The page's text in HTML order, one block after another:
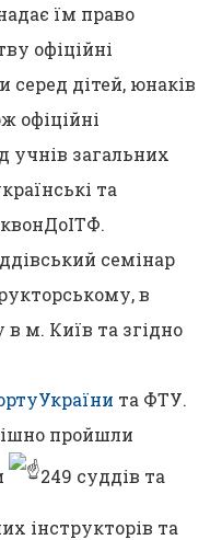
їм право
офіційні
серед дітей, юнаків
офіційні
учнів загальних
та
семінар
в
в м. Київ та згідно
та ФТУ.
пройшли
249 суддів та
інструкторів та